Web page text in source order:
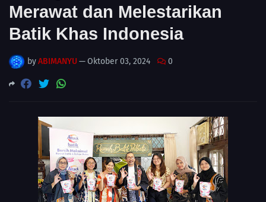
Merawat dan Melestarikan
Batik Khas Indonesia
byABIMANYU—Oktober 03, 2024 0